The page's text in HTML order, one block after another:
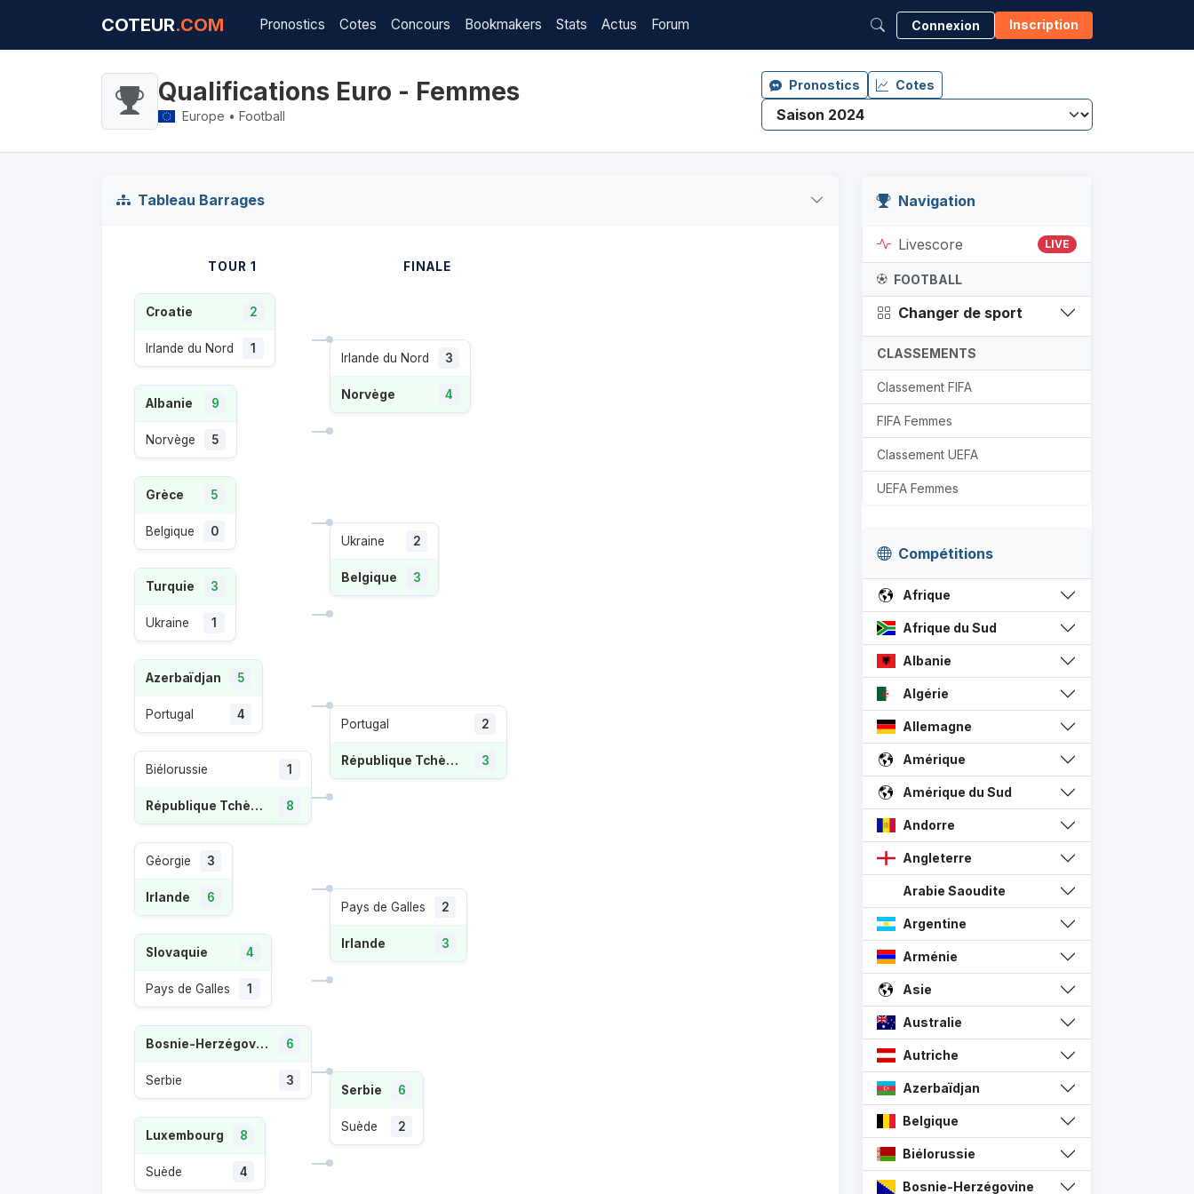
COTEUR.COM Pronostics Cotes Concours Bookmakers Stats Actus Forum Connexion Inscription
Qualifications Euro - Femmes
Europe • Football
Pronostics Cotes
Tableau Barrages
TOUR 1
Croatie 2
Irlande du Nord 1
Albanie 9
Norvège 5
Grèce 5
Belgique 0
Turquie 3
Ukraine 1
Azerbaïdjan 5
Portugal 4
Biélorussie 1
République Tchèque 8
Géorgie 3
Irlande 6
Slovaquie 4
Pays de Galles 1
Bosnie-Herzégovine 6
Serbie 3
Luxembourg 8
Suède 4
FINALE
Irlande du Nord 3
Norvège 4
Ukraine 2
Belgique 3
Portugal 2
République Tchèque 3
Pays de Galles 2
Irlande 3
Serbie 6
Suède 2
Navigation
Livescore LIVE
FOOTBALL
Changer de sport
CLASSEMENTS
Classement FIFA
FIFA Femmes
Classement UEFA
UEFA Femmes
Compétitions
Afrique
Afrique du Sud
Albanie
Algérie
Allemagne
Amérique
Amérique du Sud
Andorre
Angleterre
Arabie Saoudite
Argentine
Arménie
Asie
Australie
Autriche
Azerbaïdjan
Belgique
Biélorussie
Bosnie-Herzégovine